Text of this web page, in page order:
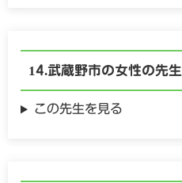
武蔵野市の女性の先生
この先生を見る